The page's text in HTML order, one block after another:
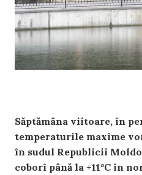
Săptămâna viitoare, în
temperaturile maxime
în sudul Republicii
coborî până la +11°C în